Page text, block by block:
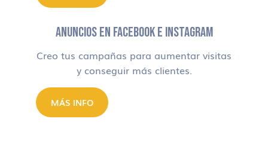
ANUNCIOS EN FACEBOOK E INSTAGRAM
Creo tus campañas para aumentar visitas
y conseguir más clientes.
MÁS INFO